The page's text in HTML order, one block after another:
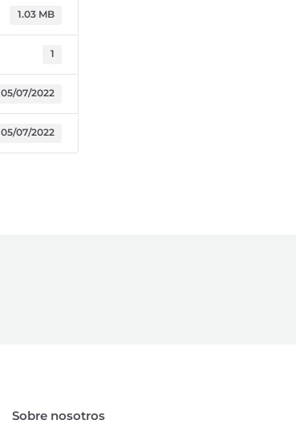
1.03 MB
1
05/07/2022
05/07/2022
Sobre nosotros